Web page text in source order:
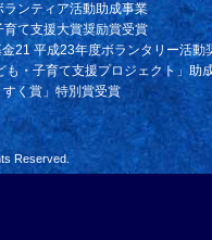
ンティア活動助成事業
て支援大賞奨励賞受賞
21 平成23年度ボランタリー活動
・子育て支援プロジェクト」助
く賞」特別賞受賞
Reserved.